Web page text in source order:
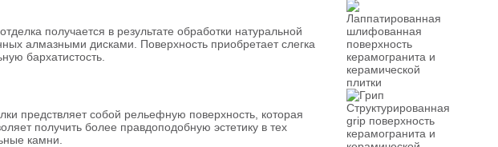
получается в результате обработки натуральной
алмазными дисками. Поверхность приобретает слегка
бархатистость.
предствляет собой рельефную поверхность, которая
получить более правдоподобную эстетику в тех
камни.